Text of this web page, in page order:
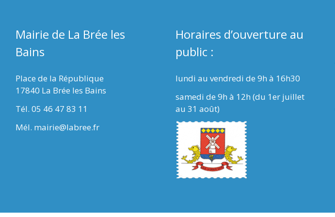
Mairie de La Brée les
Bains
Place de la République
17840 La Brée les Bains
Tél. 05 46 47 83 11
Mél. mairie@labree.fr
Horaires d’ouverture au
public :
lundi au vendredi de 9h à 16h30
samedi de 9h à 12h (du 1er juillet
au 31 août)